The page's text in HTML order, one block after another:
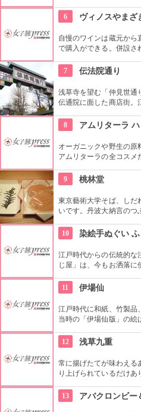
を絶えません。
6 ヴィノスやまざ
自慢のワインは蔵元から
で購入ができる。併設さ
7
伝法院通り
浅草寺を望む「仲見世通
伝通院に面した商店街。
あります。多彩なお店
す。
8 アムリターラ
オーガニックや野生の原
アムリターラの全コスメ
っている。
9 桃林堂
東京藝術大学そば、しだ
いです。丹波大納言のつ
ます。お抹茶をいただき
10 染絵手ぬぐい
江戸時代からの伝統的な
じ屋」は、今もお洒落に
地の小物も各種扱ってい
11 伊場仙
江戸時代に和紙、竹製品
当時の「伊場仙版」の絵
などを取り扱っている。
12 浅草九重
常に揚げたてが味わえる
り上げられているだけあ
13
アバクロンビー